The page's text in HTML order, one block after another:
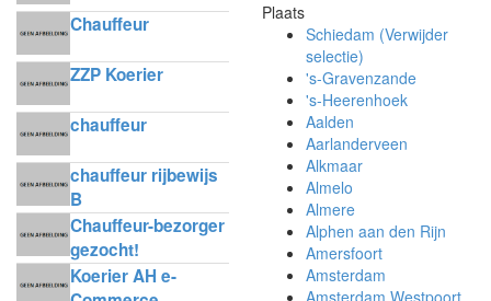
Chauffeur
ZZP Koerier
chauffeur
chauffeur rijbewijs
B
Chauffeur-bezorger
gezocht!
Koerier AH e-
Plaats
Schiedam (Verwijder
selectie)
's-Gravenzande
's-Heerenhoek
Aalden
Aarlanderveen
Alkmaar
Almelo
Almere
Alphen aan den Rijn
Amersfoort
Amsterdam
Amsterdam Westpoort